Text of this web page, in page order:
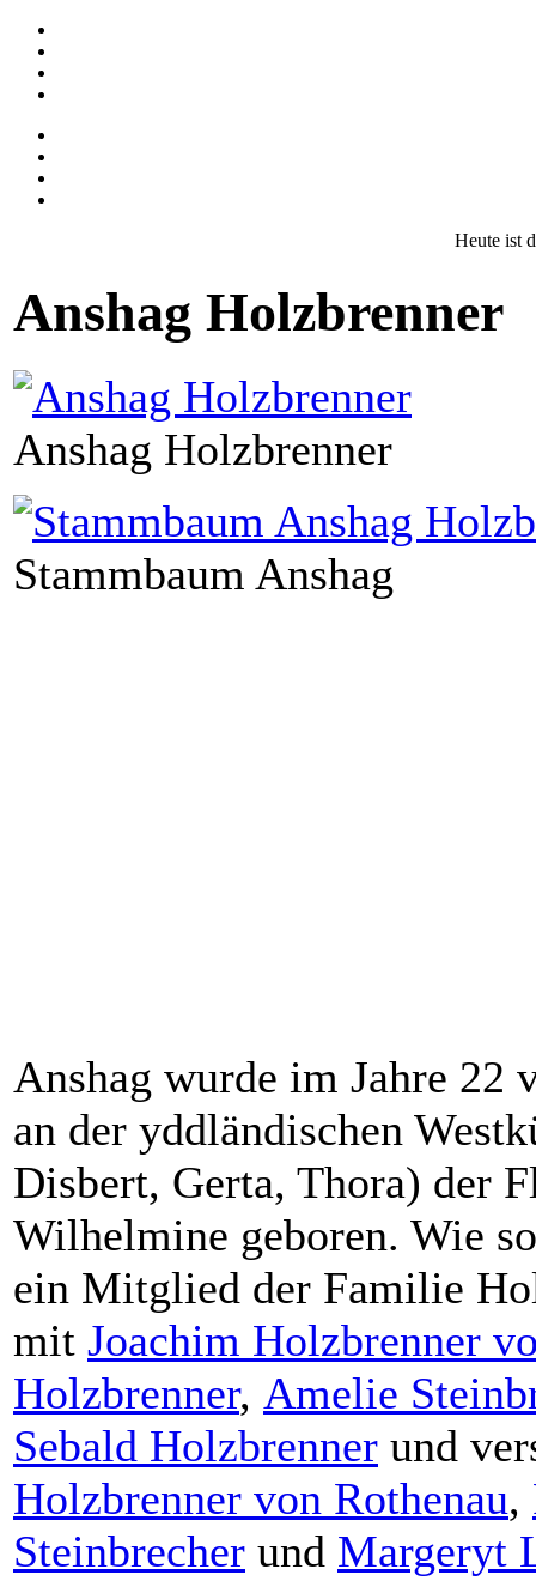
Heute ist
Anshag Holzbrenner
Anshag Holzbrenner
Stammbaum Anshag
Anshag wurde im Jahre
an der yddländischen
Disbert, Gerta, Thora) der
Wilhelmine geboren. Wie
ein Mitglied der Familie
mit Joachim Holzbrenner
Holzbrenner, Amelie
Sebald Holzbrenner und
Holzbrenner von Rothenau,
Steinbrecher und Margeryt